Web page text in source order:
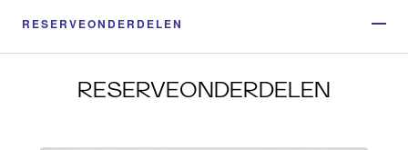
RESERVEONDERDELEN
RESERVEONDERDELEN